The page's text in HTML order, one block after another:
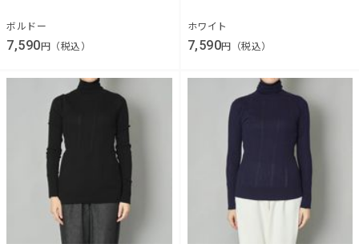
ボルドー
7,590 円（税込）
ホワイト
7,590円（税込）